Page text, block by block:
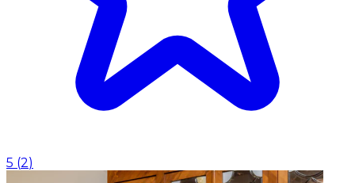
5 (2)